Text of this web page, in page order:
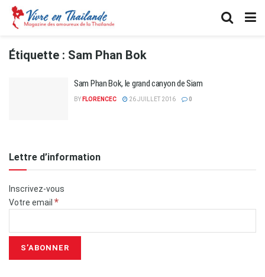
Étiquette : Sam Phan Bok
Sam Phan Bok, le grand canyon de Siam
BY FLORENCEC 26 JUILLET 2016 0
Lettre d’information
Inscrivez-vous
Votre email *